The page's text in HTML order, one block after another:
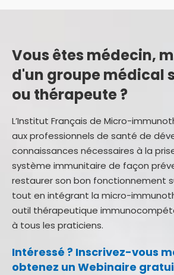
Vous êtes médecin,
d'un groupe médical
ou thérapeute ?
L’Institut Français de Micro-
aux professionnels de santé de
connaissances nécessaires à la
système immunitaire de façon
restaurer son bon fonctionnement
tout en intégrant la micro-
outil thérapeutique
à tous les praticiens.
Intéressé ? Inscrivez-vous
obtenez un Webinaire